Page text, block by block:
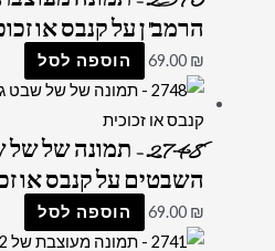
הרמב"ן על קנבס או
69.00 ₪ הוספה לסל
השבטים על קנבס או
69.00 ₪ הוספה לסל